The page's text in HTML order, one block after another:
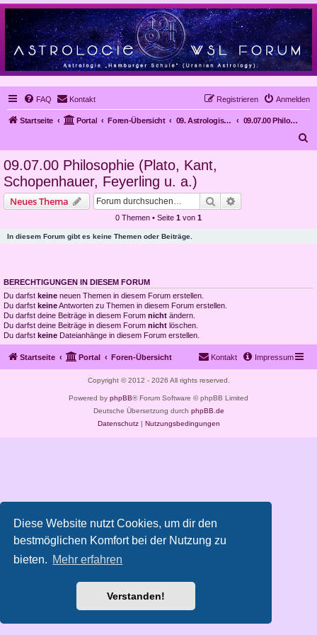
Diese Website nutzt Cookies, um dir den
bestmöglichen Komfort bei der Nutzung zu
bieten. Mehr erfahren
Verstanden!
FAQ Kontakt Anmelden
Registrieren
Startseite Portal Foren-Übersicht 09. Astrologische Methoden und Kritik an der Astrologie
09.07.00 Philosophie (Plato, Kant, Schopenhauer, Feyerling u. a.)
09.07.00 Philosophie (Plato, Kant,
Schopenhauer, Feyerling u. a.)
Neues Thema Suche
0 Themen • Seite 1 von 1
In diesem Forum gibt es keine Themen oder Beiträge.
BERECHTIGUNGEN IN DIESEM FORUM
Du darfst keine neuen Themen in diesem Forum erstellen.
Du darfst keineAntworten zu Themen in diesem Forum erstellen.
Du darfst deine Beiträge in diesem Forum nicht ändern.
Du darfst deine Beiträge in diesem Forum nicht löschen.
Du darfst keine Dateianhänge in diesem Forum erstellen.
Startseite Portal Foren-Übersicht Impressum
Kontakt
Copyright © 2012 - 2026 All rights reserved.
Powered by phpBB® Forum Software © phpBB Limited
Deutsche Übersetzung durch phpBB.de
Datenschutz| Nutzungsbedingungen